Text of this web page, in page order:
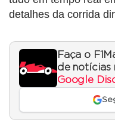
detalhes da corrida
Faça o
de notícias
Google